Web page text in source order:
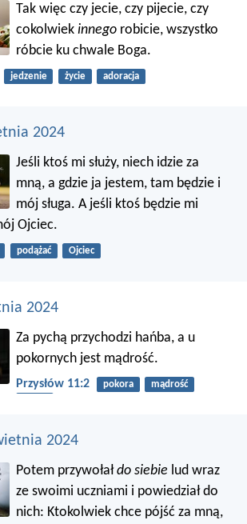
Tak więc czy jecie, czy pijecie, czy
cokolwiekinnego robicie, wszystko
róbcie ku chwale Boga.
jedzenie życie adoracja
2024
Jeśli ktoś mi służy, niech idzie za
mną, a gdzie ja jestem, tam będzie i
mój sługa. A jeśli ktoś będzie mi
Ojciec.
podążać Ojciec
2024
Za pychą przychodzi hańba, a u
pokornych jest mądrość.
Przysłów 11:2 pokora
mądrość
2024
Potem przywołałdo siebie lud wraz
ze swoimi uczniami i powiedział do
nich: Ktokolwiek chce pójść za mną,